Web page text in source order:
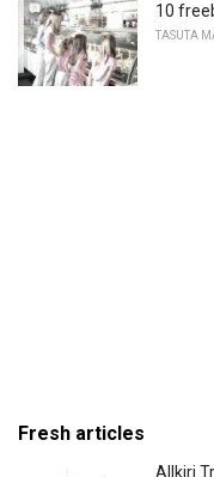
10
TASUTA
Fresh articles
Allkiri